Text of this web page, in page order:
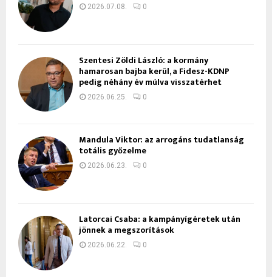
2026.07.08. 0
Szentesi Zöldi László: a kormány
hamarosan bajba kerül, a Fidesz-KDNP
pedig néhány év múlva visszatérhet
2026.06.25. 0
Mandula Viktor: az arrogáns tudatlanság
totális győzelme
2026.06.23. 0
Latorcai Csaba: a kampányígéretek után
jönnek a megszorítások
2026.06.22. 0